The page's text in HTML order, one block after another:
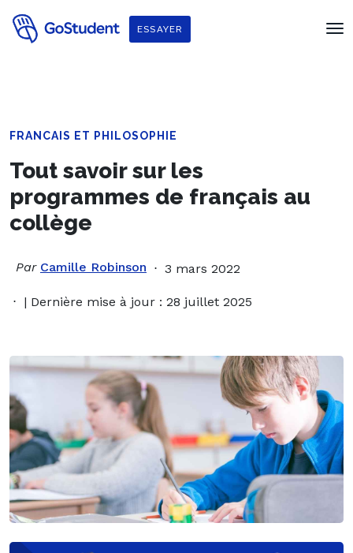
ESSAYER
FRANCAIS ET PHILOSOPHIE
Tout savoir sur les
programmes de français au
collège
Par Camille Robinson 3 mars 2022
| Dernière mise à jour : 28 juillet 2025